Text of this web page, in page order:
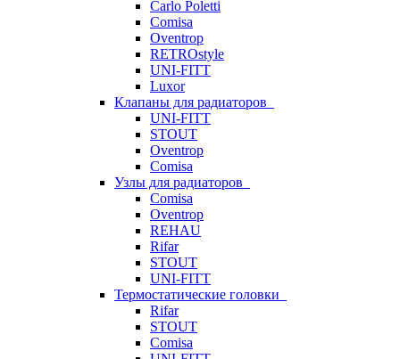
Carlo Poletti
Comisa
Oventrop
RETROstyle
UNI-FITT
Luxor
Клапаны для радиаторов
UNI-FITT
STOUT
Oventrop
Comisa
Узлы для радиаторов
Comisa
Oventrop
REHAU
Rifar
STOUT
UNI-FITT
Термостатические головки
Rifar
STOUT
Comisa